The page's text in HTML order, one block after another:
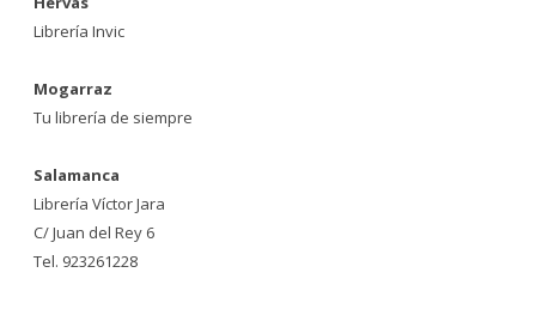
Librería Invic
Mogarraz
Tu librería de siempre
Salamanca
Librería Víctor Jara
C/ Juan del Rey 6
Tel. 923261228